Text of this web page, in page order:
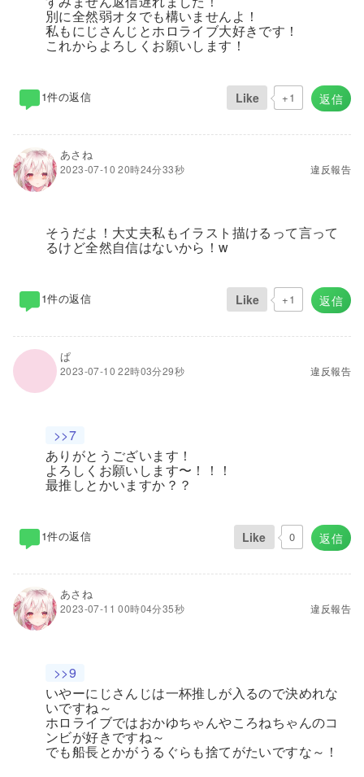
別に全然弱オタでも構いませんよ！
私もにじさんじとホロライブ大好きです！
これからよろしくお願いします！
返信
Like +1
1件の返信
あさね
2023-07-10 20時24分33秒 違反報告
そうだよ！大丈夫私もイラスト描けるって言って
るけど全然自信はないから！w
返信
Like +1
1件の返信
ぱ
2023-07-10 22時03分29秒 違反報告
>>7
ありがとうございます！
よろしくお願いします〜！！！
最推しとかいますか？？
返信
Like 0
1件の返信
あさね
2023-07-11 00時04分35秒 違反報告
>>9
いやーにじさんじは一杯推しが入るので決めれな
いですね～
ホロライブではおかゆちゃんやころねちゃんのコ
ンビが好きですね～
でも船長とかがうるぐらも捨てがたいですな～！